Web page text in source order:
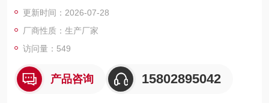
更新时间：2026-07-28
厂商性质：生产厂家
访问量：549
产品咨询 15802895042